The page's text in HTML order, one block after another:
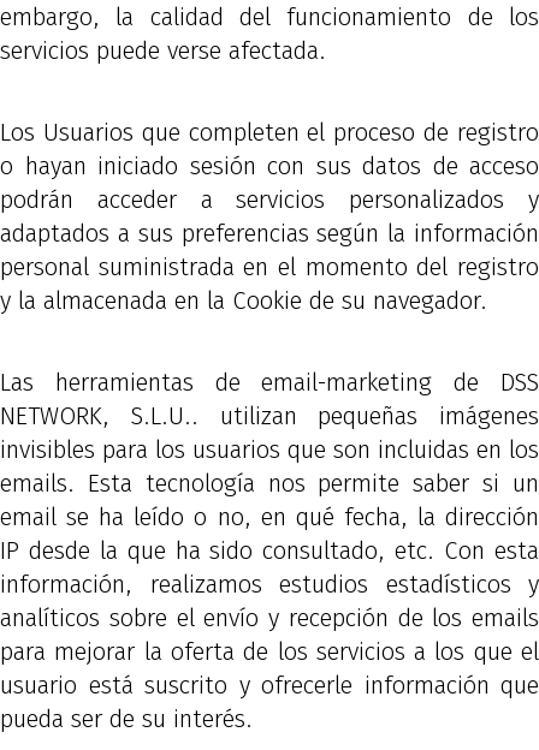
embargo, la calidad del funcionamiento de los
servicios puede verse afectada.
Los Usuarios que completen el proceso de registro
o hayan iniciado sesión con sus datos de acceso
podrán acceder a servicios personalizados y
adaptados a sus preferencias según la información
personal suministrada en el momento del registro
y la almacenada en la Cookie de su navegador.
Las herramientas de email-marketing de DSS
NETWORK, S.L.U.. utilizan pequeñas imágenes
invisibles para los usuarios que son incluidas en los
emails. Esta tecnología nos permite saber si un
email se ha leído o no, en qué fecha, la dirección
IP desde la que ha sido consultado, etc. Con esta
información, realizamos estudios estadísticos y
analíticos sobre el envío y recepción de los emails
para mejorar la oferta de los servicios a los que el
usuario está suscrito y ofrecerle información que
pueda ser de su interés.